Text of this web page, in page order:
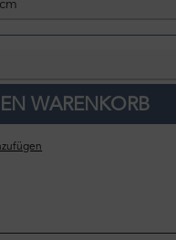
WARENKORB